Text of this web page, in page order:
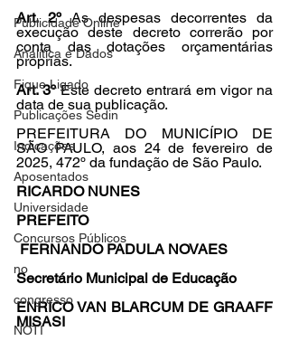
Publicidade Online
Analítica e Dados
Fique Ligado
Publicações Sedin
Indicações
Aposentados
Universidade
Concursos Públicos
no
congresso
NOTI
Art. 2º As despesas decorrentes da
execução deste decreto correrão por
conta das dotações orçamentárias
próprias.
Art. 3º Este decreto entrará em vigor na
data de sua publicação.
PREFEITURA DO MUNICÍPIO DE
SÃO PAULO, aos 24 de fevereiro de
2025, 472º da fundação de São Paulo.
RICARDO NUNES
PREFEITO
FERNANDO PADULA NOVAES
Secretário Municipal de Educação
ENRICO VAN BLARCUM DE GRAAFF
MISASI